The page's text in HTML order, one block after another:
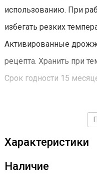
использованию. При
избегать резких
Активированные
рецепта. Хранить при
Срок годности 15
Характеристики
Наличие